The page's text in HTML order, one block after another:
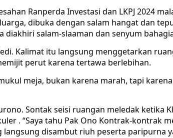
Ranperda Investasi dan LKPJ 2024
dibuka dengan salam hangat dan
salam-slaaman dan senyum
Kalimat itu langsung menggetarkan
perut karena tertawa berlebihan.
meja, bukan karena marah, tapi
Sontak seisi ruangan meledak ketika
. “Saya tahu Pak Ono Kontrak-kontrak
langsung disambut riuh peserta paripurna